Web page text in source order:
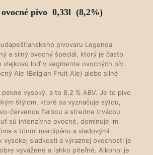
ovocné pivo 0,33l (8,2%)
pivovaru Legenda
a silný ovocný špeciál, ktorý je často
vlajkovú loď v segmente ovocných pív.
Ale (Belgian Fruit Ale) alebo silné
pekne vysoký, a to 8,2 % ABV. Je to pivo
štýlom, ktoré sa vyznačuje sýtou,
červenou farbou a stredne trvácou
sú intenzívne ovocné, dominuje im
s tónmi marcipánu a sladovými
vysokej sladkosti a výraznej ovocnosti je
vyvážené a ľahko piteľné. Alkohol je